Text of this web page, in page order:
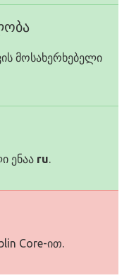
მოსახერხებელი
ენაა ru.
Core-ით.